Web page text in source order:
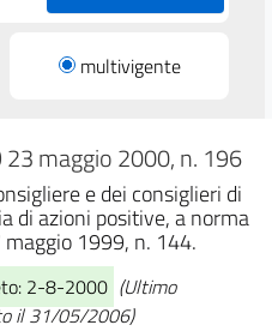
multivigente
23 maggio 2000, n. 196
e dei consiglieri di
di azioni positive, a norma
1999, n. 144.
2-8-2000 (Ultimo
il 31/05/2006)